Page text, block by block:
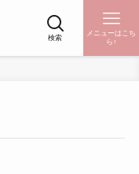
検索
メニューはこち
ら↑